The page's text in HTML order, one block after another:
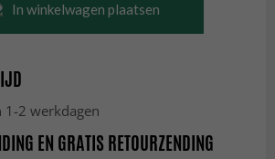
In winkelwagen plaatsen
1-2 werkdagen
EN GRATIS RETOURZENDING